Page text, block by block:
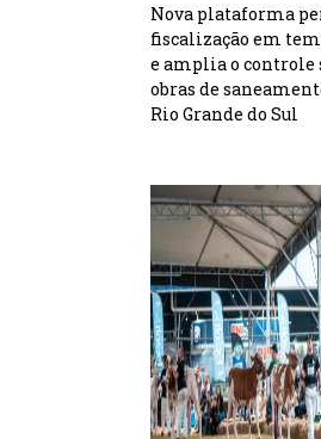
Nova plataforma
fiscalização em
e amplia o controle
obras de
Rio Grande do Sul